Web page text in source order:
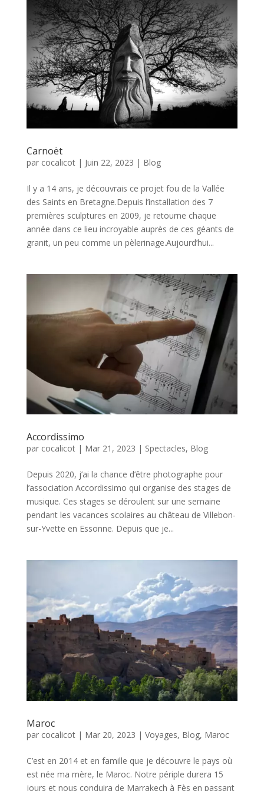
Carnoët
par cocalicot| Juin 22, 2023 | Blog
Il y a 14 ans, je découvrais ce projet fou de la Vallée
des Saints en Bretagne.Depuis l’installation des 7
premières sculptures en 2009, je retourne chaque
année dans ce lieu incroyable auprès de ces géants de
granit, un peu comme un pèlerinage.Aujourd’hui...
Accordissimo
par cocalicot| Mar 21, 2023 | Spectacles, Blog
Depuis 2020, j’ai la chance d’être photographe pour
l’association Accordissimo qui organise des stages de
musique. Ces stages se déroulent sur une semaine
pendant les vacances scolaires au château de Villebon-
sur-Yvette en Essonne. Depuis que je...
Maroc
par cocalicot| Mar 20, 2023 | Voyages, Blog, Maroc
C’est en 2014 et en famille que je découvre le pays où
est née ma mère, le Maroc. Notre périple durera 15
jours et nous conduira de Marrakech à Fès en passant